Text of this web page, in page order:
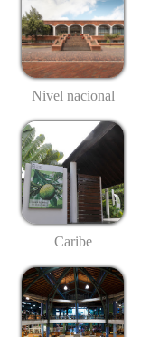
Nivel nacional
Caribe